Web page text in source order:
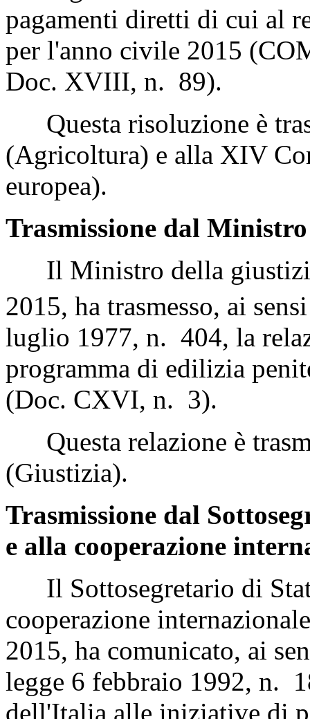
pagamenti diretti di cui al
per l'anno civile 2015
Doc. XVIII, n. 89).
Questa risoluzione è
(Agricoltura) e alla XIV
europea).
Trasmissione dal
Il Ministro della
2015, ha trasmesso, ai
luglio 1977, n. 404, la
programma di edilizia
(Doc. CXVI, n. 3).
Questa relazione è
(Giustizia).
Trasmissione dal
e alla cooperazione
Il Sottosegretario di
cooperazione
2015, ha comunicato, ai
legge 6 febbraio 1992, n.
dell'Italia alle iniziative di